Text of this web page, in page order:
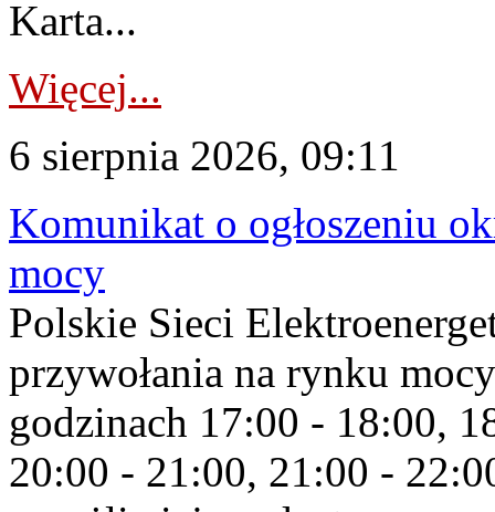
Karta...
Więcej...
6 sierpnia 2026, 09:11
Komunikat o ogłoszeniu
mocy
Polskie Sieci
przywołania na rynku
godzinach 17:00 - 18:00,
20:00 - 21:00, 21:00 -